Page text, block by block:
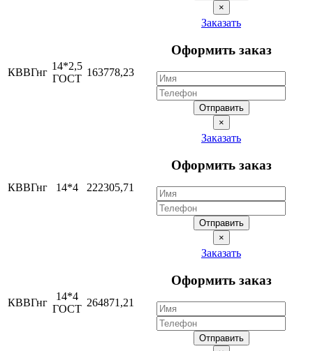
×
КВВГнг
14*2,5
ГОСТ
163778,23
Заказать
Оформить заказ
Отправить
×
КВВГнг 14*4 222305,71
Заказать
Оформить заказ
Отправить
×
КВВГнг
14*4
ГОСТ
264871,21
Заказать
Оформить заказ
Отправить